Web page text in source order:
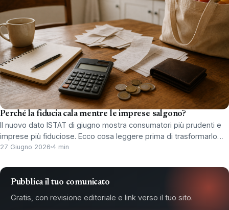
Perché la fiducia cala mentre le imprese salgono?
Il nuovo dato ISTAT di giugno mostra consumatori più prudenti e
imprese più fiduciose. Ecco cosa leggere prima di trasformarlo…
27 Giugno 2026 4 min
Pubblica il tuo comunicato
Gratis, con revisione editoriale e link verso il tuo sito.